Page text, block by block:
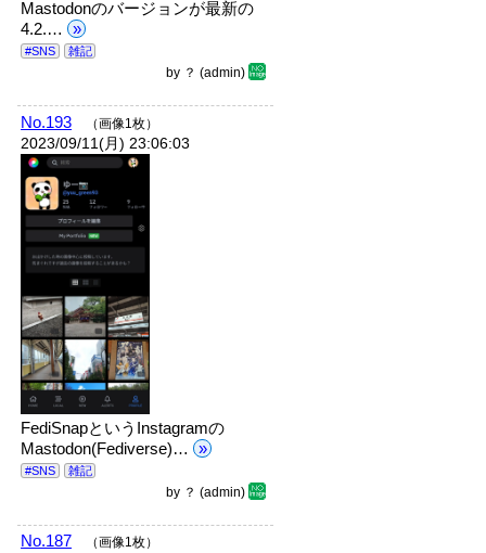
Mastodonのバージョンが最新の
4.2.… »
#SNS 雑記
by ？(admin)
No.193 （画像1枚）
2023/09/11(月) 23:06:03
FediSnapというInstagramの
Mastodon(Fediverse)… »
#SNS 雑記
by ？(admin)
No.187 （画像1枚）